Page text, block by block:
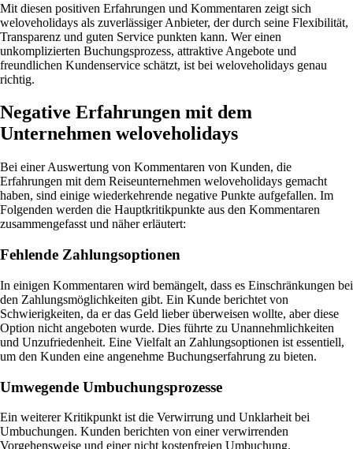
Mit diesen positiven Erfahrungen und Kommentaren zeigt sich
weloveholidays als zuverlässiger Anbieter, der durch seine Flexibilität,
Transparenz und guten Service punkten kann. Wer einen
unkomplizierten Buchungsprozess, attraktive Angebote und
freundlichen Kundenservice schätzt, ist bei weloveholidays genau
richtig.
Negative Erfahrungen mit dem
Unternehmen weloveholidays
Bei einer Auswertung von Kommentaren von Kunden, die
Erfahrungen mit dem Reiseunternehmen weloveholidays gemacht
haben, sind einige wiederkehrende negative Punkte aufgefallen. Im
Folgenden werden die Hauptkritikpunkte aus den Kommentaren
zusammengefasst und näher erläutert:
Fehlende Zahlungsoptionen
In einigen Kommentaren wird bemängelt, dass es Einschränkungen bei
den Zahlungsmöglichkeiten gibt. Ein Kunde berichtet von
Schwierigkeiten, da er das Geld lieber überweisen wollte, aber diese
Option nicht angeboten wurde. Dies führte zu Unannehmlichkeiten
und Unzufriedenheit. Eine Vielfalt an Zahlungsoptionen ist essentiell,
um den Kunden eine angenehme Buchungserfahrung zu bieten.
Umwegende Umbuchungsprozesse
Ein weiterer Kritikpunkt ist die Verwirrung und Unklarheit bei
Umbuchungen. Kunden berichten von einer verwirrenden
Vorgehensweise und einer nicht kostenfreien Umbuchung.